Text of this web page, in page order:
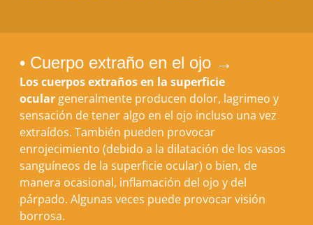
• Cuerpo extraño en el ojo →
Los cuerpos extraños en la superficie
oculargeneralmente producen dolor, lagrimeo y
sensación de tener algo en el ojo incluso una vez
extraídos. También pueden provocar
enrojecimiento (debido a la dilatación de los vasos
sanguíneos de la superficie ocular) o bien, de
manera ocasional, inflamación del ojo y del
párpado. Algunas veces puede provocar visión
borrosa.